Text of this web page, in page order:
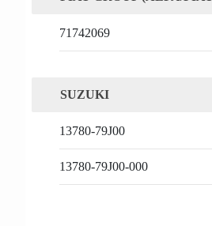
71742069
SUZUKI
13780-79J00
13780-79J00-000